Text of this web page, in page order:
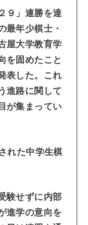
９」連勝を達
最年少棋士・
屋大学教育学
を固めたこと
表した。これ
進路に関して
が集まってい
れた中学生棋
験せずに内部
進学の意向を